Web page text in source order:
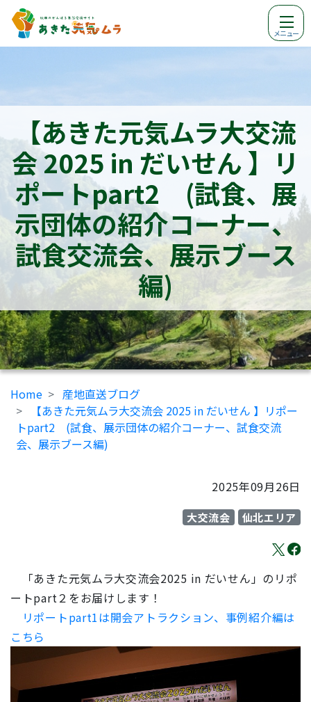
メニュー
【あきた元気ムラ大交流
会 2025 in だいせん 】リ
ポートpart2 (試食、展
示団体の紹介コーナー、
試食交流会、展示ブース
編)
Home
産地直送ブログ
【あきた元気ムラ大交流会 2025 in だいせん 】リポー
トpart2 (試食、展示団体の紹介コーナー、試食交流
会、展示ブース編)
2025年09月26日
大交流会 仙北エリア
「あきた元気ムラ大交流会2025 in だいせん」のリポ
ートpart２をお届けします！
リポートpart1は開会アトラクション、事例紹介編は
こちら